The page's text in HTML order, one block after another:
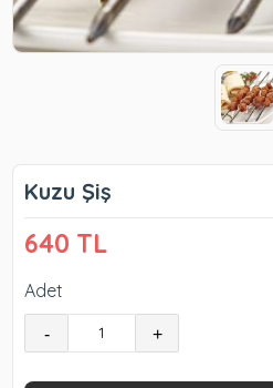
Kuzu Şiş
640 TL
Adet
- +